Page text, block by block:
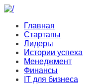
Главная
Стартапы
Лидеры
Истории успеха
Менеджмент
Финансы
IT для бизнеса